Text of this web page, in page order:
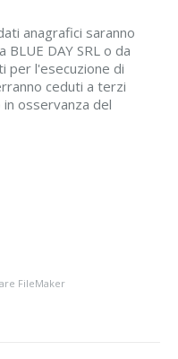
anagrafici saranno
DAY SRL o da
per l'esecuzione di
ceduti a terzi
osservanza del
FileMaker